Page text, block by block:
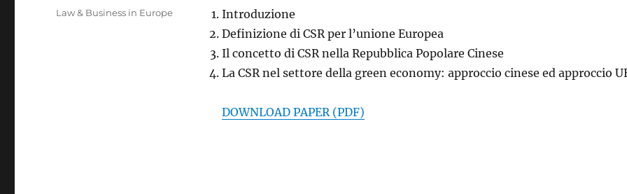
Introduzione
Definizione di CSR per l’unione Europea
Il concetto di CSR nella Repubblica Popolare Cinese
La CSR nel settore della green economy: approccio cinese ed approccio
DOWNLOAD PAPER (PDF)
Tag
Law & Business in Europe